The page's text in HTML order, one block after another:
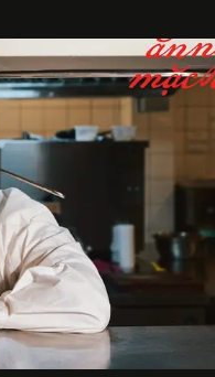
Hoa Vọng Nguyệt’
ước nguyện bình an